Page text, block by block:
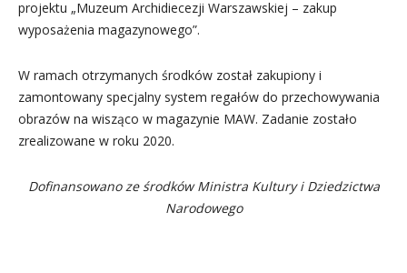
projektu „Muzeum Archidiecezji Warszawskiej – zakup
wyposażenia magazynowego”.
W ramach otrzymanych środków został zakupiony i
zamontowany specjalny system regałów do przechowywania
obrazów na wisząco w magazynie MAW. Zadanie zostało
zrealizowane w roku 2020.
Dofinansowano ze środków Ministra Kultury i Dziedzictwa
Narodowego